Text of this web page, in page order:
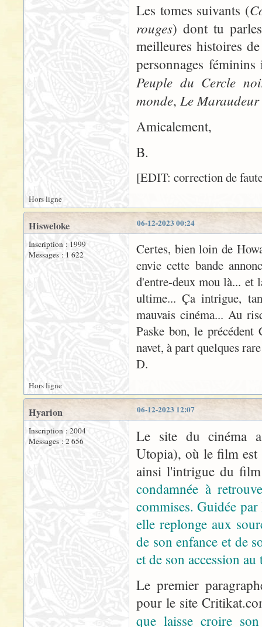
Les tomes suivants (
rouges) dont tu
meilleures histoires
personnages
Peuple du Cercle
monde, Le
Amicalement,
B.
[EDIT: correction de
Hors ligne
06-12-2023 00:24
Hisweloke
Inscription : 1999
Messages : 1 622
Certes, bien loin de
envie cette bande
d'entre-deux mou là... et
ultime... Ça intrigue,
mauvais cinéma... Au
Paske bon, le
navet, à part quelques
D.
Hors ligne
06-12-2023 12:07
Hyarion
Inscription : 2004
Messages : 2 656
Le site du cinéma
Utopia), où le film est
ainsi l'intrigue du
condamnée à
commises. Guidée
elle replonge aux
de son enfance et de
et de son accession
Le premier
pour le site
que laisse croire